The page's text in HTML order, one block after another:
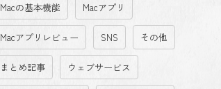
Macの基本機能 Macアプリ
Macアプリレビュー SNS その他
まとめ記事 ウェブサービス